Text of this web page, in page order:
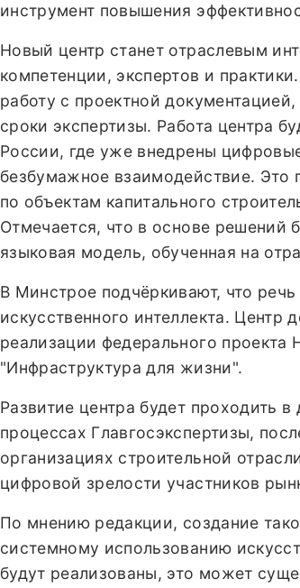
инструмент повышения
Новый центр станет отраслевым
компетенции, экспертов и
работу с проектной
сроки экспертизы. Работа центра
России, где уже внедрены
безбумажное взаимодействие. Это
по объектам капитального
Отмечается, что в основе решений
языковая модель, обученная на
В Минстрое подчёркивают, что
искусственного интеллекта.
реализации федерального проекта
"Инфраструктура для жизни".
Развитие центра будет проходить
процессах Главгосэкспертизы,
организациях строительной
цифровой зрелости участников
По мнению редакции, создание
системному использованию
будут реализованы, это может